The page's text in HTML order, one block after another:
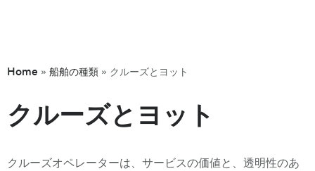
Home » 船舶の種類 » クルーズとヨット
クルーズとヨット
クルーズオペレーターは、サービスの価値と、透明性のあ